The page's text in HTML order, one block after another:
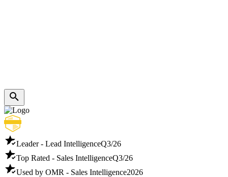
Leader - Lead IntelligenceQ3/26
Top Rated - Sales IntelligenceQ3/26
Used by OMR - Sales Intelligence2026